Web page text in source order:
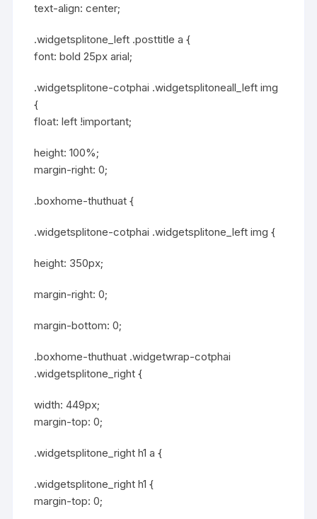
text-align: center;
.widgetsplitone_left .posttitle a {
font: bold 25px arial;
.widgetsplitone-cotphai .widgetsplitoneall_left img
{
float: left !important;
height: 100%;
margin-right: 0;
.boxhome-thuthuat {
.widgetsplitone-cotphai .widgetsplitone_left img {
height: 350px;
margin-right: 0;
margin-bottom: 0;
.boxhome-thuthuat .widgetwrap-cotphai
.widgetsplitone_right {
width: 449px;
margin-top: 0;
.widgetsplitone_right h1 a {
.widgetsplitone_right h1 {
margin-top: 0;